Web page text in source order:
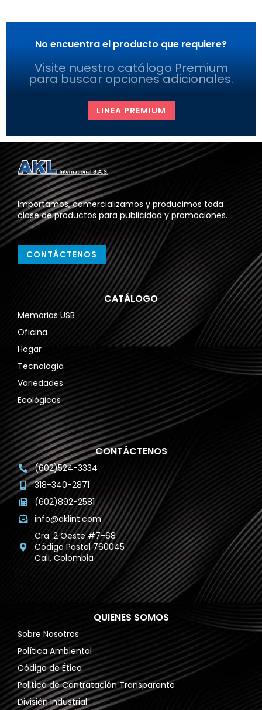
No encuentra el producto que requiere?
Visite nuestro catálogo Premium
para buscar opciones adicionales.
LINEA PREMIUM
Importamos, comercializamos y producimos toda
clase de productos para publicidad y promociones.
CONTÁCTENOS
CATÁLOGO
Memorias USB
Oficina
Hogar
Tecnología
Variedades
Ecológicos
CONTÁCTENOS
(602)524-3334
318-340-2871
(602)892-2581
info@aklint.com
Cra. 2 Oeste #7-68
Código Postal 760045
Cali, Colombia
QUIENES SOMOS
Sobre Nosotros
Política Ambiental
Código de Ética
Politica de Contratación Transparente
División Industrial